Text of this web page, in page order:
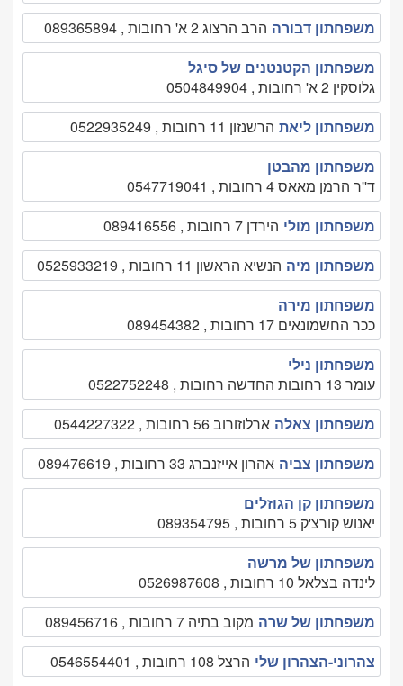
משפחתון דבורה הרב הרצוג 2 א' רחובות , 089365894
משפחתון הקטנטנים של סיגל
גלוסקין 2 א' רחובות , 0504849904
משפחתון ליאת הרשנזון 11 רחובות , 0522935249
משפחתון מהבטן
ד''ר הרמן מאאס 4 רחובות , 0547719041
משפחתון מולי הירדן 7 רחובות , 089416556
משפחתון מיה הנשיא הראשון 11 רחובות , 0525933219
משפחתון מירה
ככר החשמונאים 17 רחובות , 089454382
משפחתון נילי
עומר 13 רחובות החדשה רחובות , 0522752248
משפחתון צאלה ארלוזורוב 56 רחובות , 0544227322
משפחתון צביה אהרון אייזנברג 33 רחובות , 089476619
משפחתון קן הגוזלים
יאנוש קורצ'ק 5 רחובות , 089354795
משפחתון של מרשה
לינדה בצלאל 10 רחובות , 0526987608
משפחתון של שרה מקוב בתיה 7 רחובות , 089456716
צהרוני-הצהרון שלי הרצל 108 רחובות , 0546554401